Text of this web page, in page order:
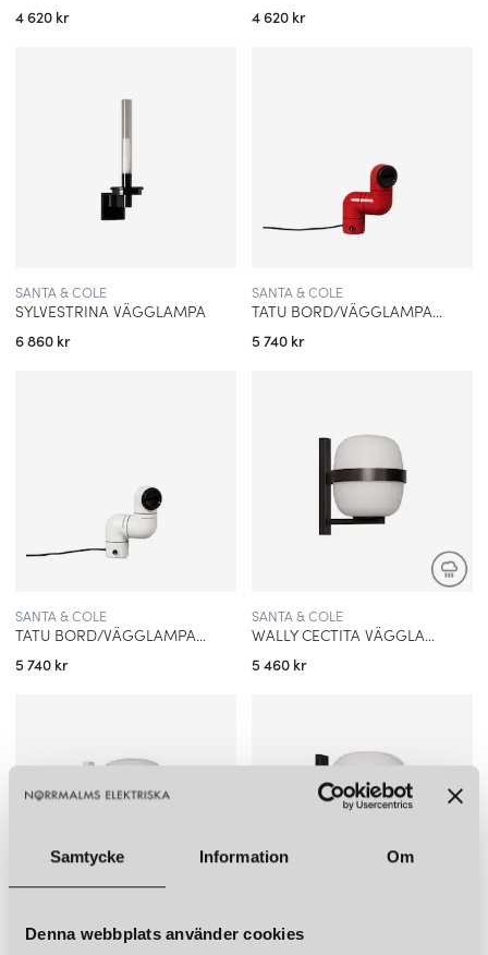
Samtycke Information Om
Denna webbplats använder cookies
4 620 kr
4 620 kr
SANTA & COLE
SYLVESTRINA VÄGGLAMPA
6 860 kr
SANTA & COLE
TATU BORD/VÄGGLAMPA RÖD
5 740 kr
SANTA & COLE
TATU BORD/VÄGGLAMPA VIT
5 740 kr
SANTA & COLE
WALLY CECTITA VÄGGLAMPA MATT SVART
5 460 kr
SANTA & COLE SANTA & COLE